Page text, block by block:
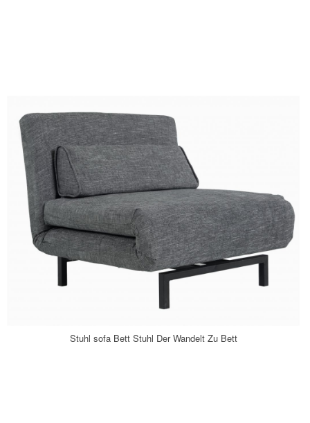
Stuhl sofa Bett Stuhl Der Wandelt Zu Bett